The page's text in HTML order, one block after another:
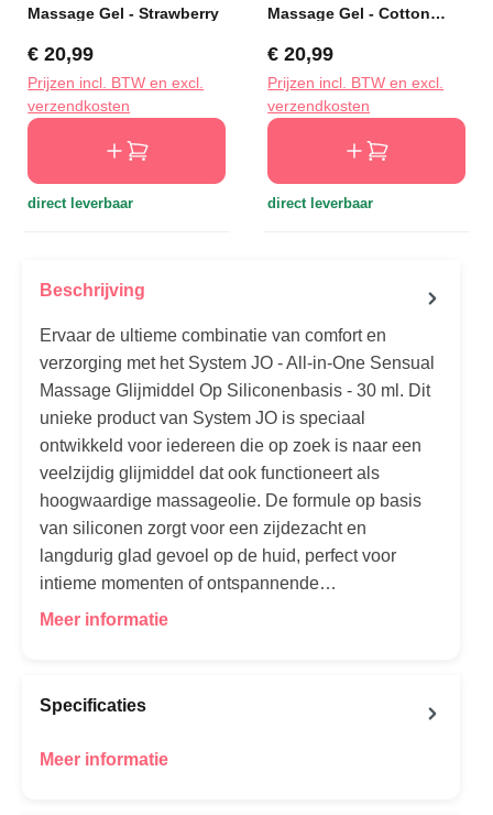
Massage Gel - Strawberry
Normale prijs:
€ 20,99
Prijzen incl. BTW en excl.
verzendkosten
direct leverbaar
Massage Gel - Cotton
Normale prijs:
€ 20,99
Prijzen incl. BTW en excl.
verzendkosten
direct leverbaar
Beschrijving
Ervaar de ultieme combinatie van comfort en
verzorging met het System JO - All-in-One Sensual
Massage Glijmiddel Op Siliconenbasis - 30 ml. Dit
unieke product van System JO is speciaal
ontwikkeld voor iedereen die op zoek is naar een
veelzijdig glijmiddel dat ook functioneert als
hoogwaardige massageolie. De formule op basis
van siliconen zorgt voor een zijdezacht en
langdurig glad gevoel op de huid, perfect voor
intieme momenten of ontspannende…
Meer informatie
Specificaties
Meer informatie